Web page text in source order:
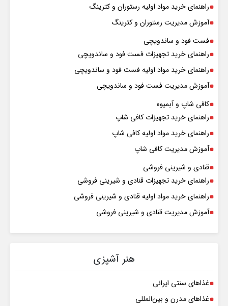
راهنمای خرید مواد اولیه رستوران و کترینگ
آموزش مدیریت رستوران و کترینگ
فست فود و ساندویچی
راهنمای خرید تجهیزات فست فود و ساندویچی
راهنمای خرید مواد اولیه فست فود و ساندویچی
آموزش مدیریت فست فود و ساندویچی
کافی شاپ و آبمیوه
راهنمای خرید تجهیزات کافی شاپ
راهنمای خرید مواد اولیه کافی‌ شاپ‌
آموزش مدیریت کافی شاپ
قنادی و شیرینی فروشی
راهنمای خرید تجهیزات قنادی و شیرینی فروشی
راهنمای خرید مواد اولیه قنادی و شیرینی فروشی
آموزش مدیریت قنادی و شیرینی فروشی
هنر آشپزی
غذاهای سنتی ایرانی
غذاهای مدرن و بین‌المللی